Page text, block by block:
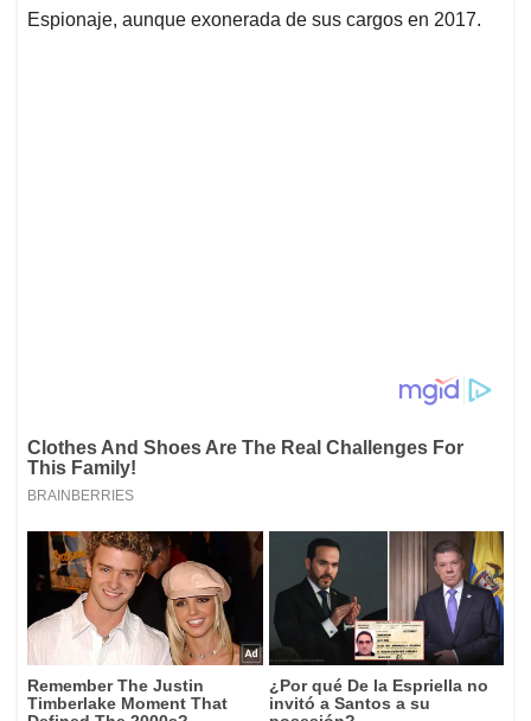
Espionaje, aunque exonerada de sus cargos en 2017.